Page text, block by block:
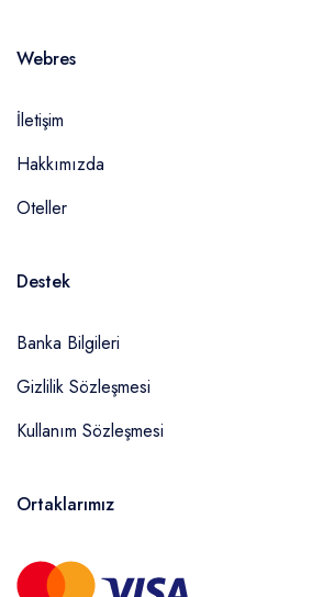
Webres
İletişim
Hakkımızda
Oteller
Destek
Banka Bilgileri
Gizlilik Sözleşmesi
Kullanım Sözleşmesi
Ortaklarımız